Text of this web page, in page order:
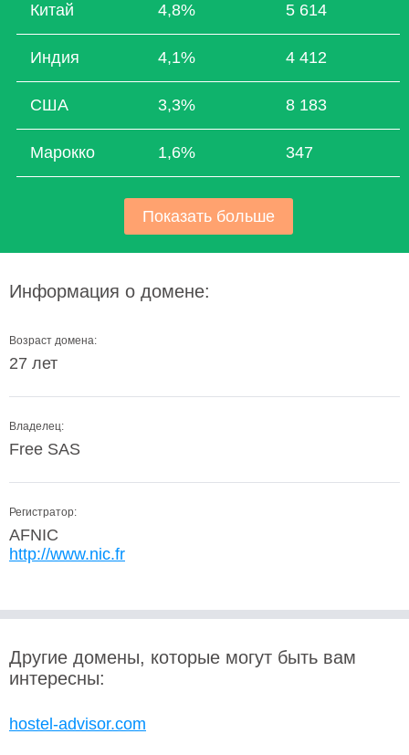
Китай 4,8% 5 614
Индия 4,1% 4 412
США 3,3% 8 183
Марокко 1,6% 347
Показать больше
Информация о домене:
Возраст домена:
27 лет
Владелец:
Free SAS
Регистратор:
AFNIC
http://www.nic.fr
Другие домены, которые могут быть вам
интересны:
hostel-advisor.com